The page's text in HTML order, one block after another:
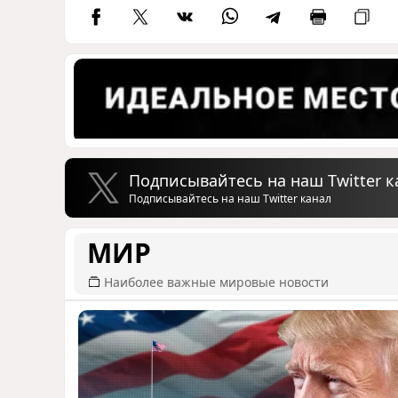
Подписывайтесь на наш Twitter
Подписывайтесь на наш Twitter канал
МИР
Наиболее важные мировые новости